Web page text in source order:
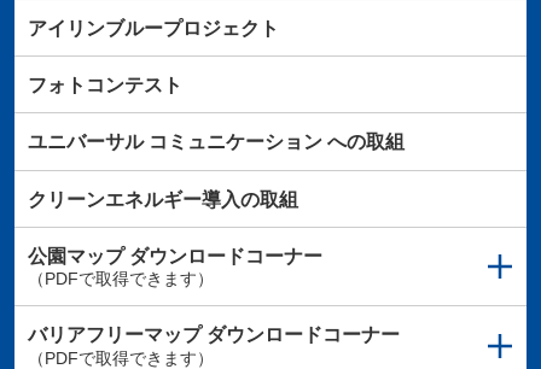
アイリンブループロジェクト
フォトコンテスト
ユニバーサルコミュニケーションへの取組
クリーンエネルギー導入の取組
公園マップダウンロードコーナー
（PDFで取得できます）
バリアフリーマップダウンロードコーナー
（PDFで取得できます）